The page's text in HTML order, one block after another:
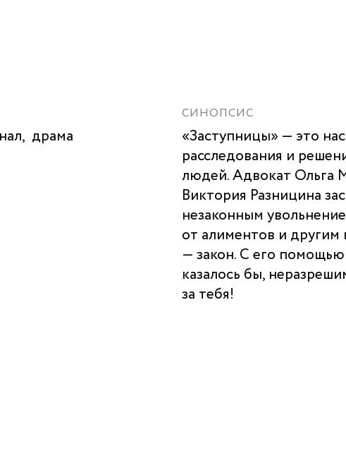
драма
СИНОПСИС
«Заступницы» — это
расследования и
людей. Адвокат Ольга
Виктория Разницина
незаконным
от алиментов и
— закон. С его
казалось бы,
за тебя!